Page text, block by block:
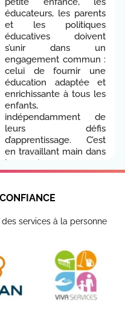
éducateurs, les parents
et les politiques
éducatives doivent
s’unir dans un
engagement commun :
celui de fournir une
éducation adaptée et
enrichissante à tous les
enfants,
indépendamment de
leurs défis
d’apprentissage. C’est
en travaillant main dans
la main que nous
pouvons bâtir un avenir
possibilité de s’épanouir
services à la personne